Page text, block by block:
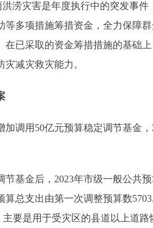
涝灾害是年度执行中的突发事件
等多项措施筹措资金，全力保障
在已采取的资金筹措措施的基础
减灾救灾能力。
用50亿元预算稳定调节基金，
金后，2023年市级一般公共预
算总支出由第一次调整预算数
主要是用于受灾区的县道以上道